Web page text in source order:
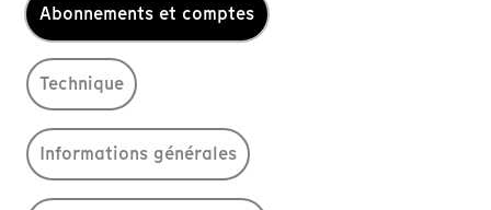
Abonnements et comptes
Technique
Informations générales